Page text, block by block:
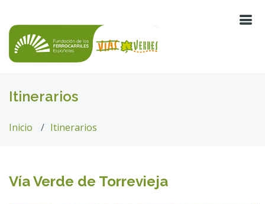
Itinerarios
Inicio Itinerarios
Vía Verde de Torrevieja